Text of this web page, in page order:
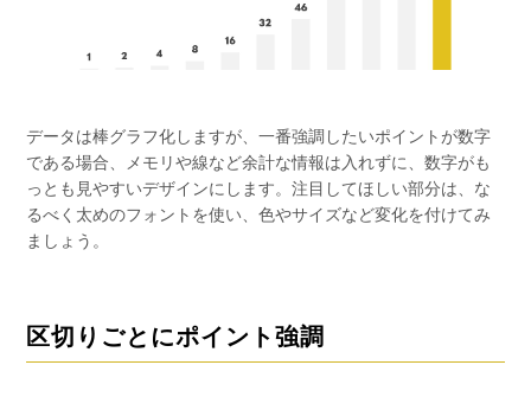
データは棒グラフ化しますが、一番強調したいポイントが数字
である場合、メモリや線など余計な情報は入れずに、数字がも
っとも見やすいデザインにします。注目してほしい部分は、な
るべく太めのフォントを使い、色やサイズなど変化を付けてみ
ましょう。
区切りごとにポイント強調